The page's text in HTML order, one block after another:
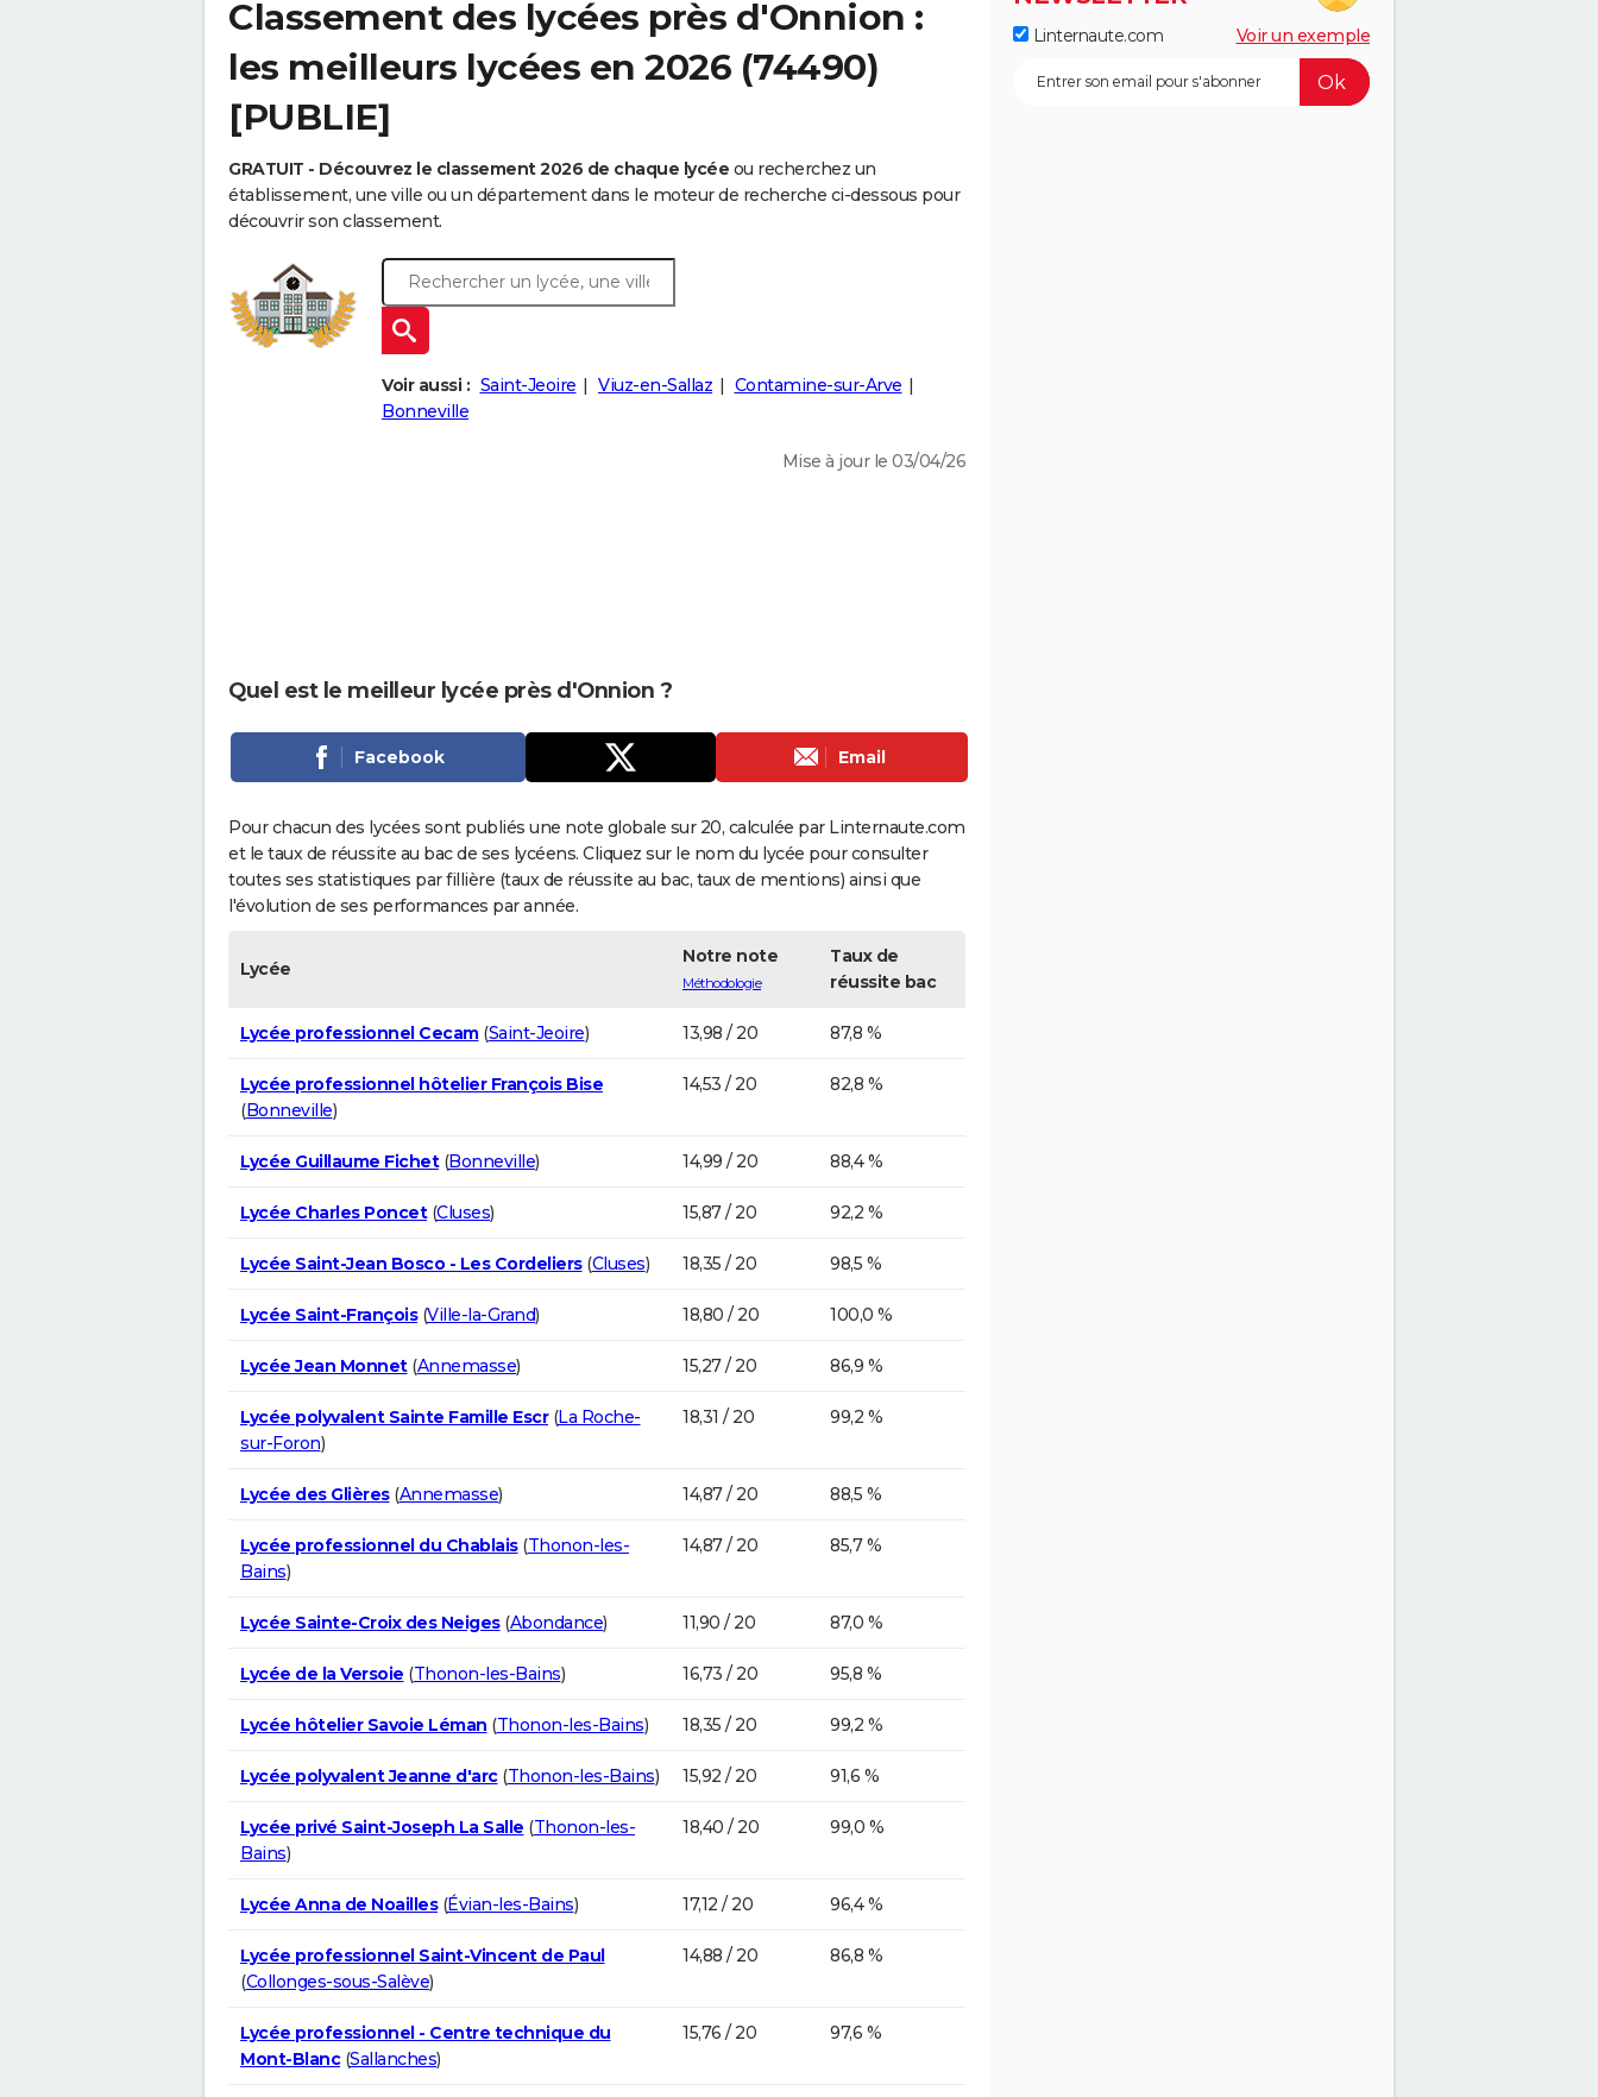
Classement des lycées près d'Onnion :
les meilleurs lycées en 2026 (74490)
[PUBLIE]
GRATUIT - Découvrez le classement 2026 de chaque lycée ou recherchez un
établissement, une ville ou un département dans le moteur de recherche ci-dessous pour
découvrir son classement.
Voir aussi : Saint-Jeoire Viuz-en-Sallaz
Contamine-sur-Arve
Bonneville
Mise à jour le 03/04/26
Quel est le meilleur lycée près d'Onnion ?
Facebook Email
Pour chacun des lycées sont publiés une note globale sur 20, calculée par Linternaute.com
et le taux de réussite au bac de ses lycéens. Cliquez sur le nom du lycée pour consulter
toutes ses statistiques par fillière (taux de réussite au bac, taux de mentions) ainsi que
l'évolution de ses performances par année.
Lycée
Notre note
Méthodologie
Taux de
réussite bac
Lycée professionnel Cecam(Saint-Jeoire) 13,98 / 20 87,8 %
Lycée professionnel hôtelier François Bise
(Bonneville)
14,53 / 20 82,8 %
Lycée Guillaume Fichet(Bonneville) 14,99 / 20 88,4 %
Lycée Charles Poncet(Cluses) 15,87 / 20 92,2 %
Lycée Saint-Jean Bosco - Les Cordeliers(Cluses) 18,35 / 20 98,5 %
Lycée Saint-François(Ville-la-Grand) 18,80 / 20 100,0 %
Lycée Jean Monnet(Annemasse) 15,27 / 20 86,9 %
Lycée polyvalent Sainte Famille Escr(La Roche-
sur-Foron)
18,31 / 20 99,2 %
Lycée des Glières(Annemasse) 14,87 / 20 88,5 %
Lycée professionnel du Chablais(Thonon-les-
Bains)
14,87 / 20 85,7 %
Lycée Sainte-Croix des Neiges(Abondance) 11,90 / 20 87,0 %
Lycée de la Versoie (Thonon-les-Bains) 16,73 / 20 95,8 %
Lycée hôtelier Savoie Léman (Thonon-les-Bains) 18,35 / 20 99,2 %
Lycée polyvalent Jeanne d'arc(Thonon-les-Bains) 15,92 / 20 91,6 %
Lycée privé Saint-Joseph La Salle (Thonon-les-
Bains)
18,40 / 20 99,0 %
Lycée Anna de Noailles(Évian-les-Bains) 17,12 / 20 96,4 %
Lycée professionnel Saint-Vincent de Paul
(Collonges-sous-Salève)
14,88 / 20 86,8 %
Lycée professionnel - Centre technique du
Mont-Blanc(Sallanches)
15,76 / 20 97,6 %
Linternaute.com Voir un exemple